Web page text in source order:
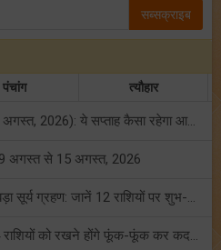
सब्सक्राइब
पंचांग त्यौहार
टैरो साप्ताहिक राशिफल (09 से 15 अगस्त, 2026): ये सप्ताह कैसा रहेगा आपके लिए? जानें!
अगस्त से 15 अगस्त, 2026
कर्क राशि में लगेगा साल का दूसरा बड़ा सूर्य ग्रहण: जानें 12 राशियों पर शुभ-अशुभ प्रभाव!
कर्क राशि में बुध के प्रवेश से, इन 4 राशियों को रखने होंगे फूंक-फूंक कर कदम!